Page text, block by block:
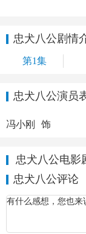
忠犬八公剧情
第1集
忠犬八公演员
陈敬修
冯小刚
饰
忠犬八公电影
忠犬八公评论